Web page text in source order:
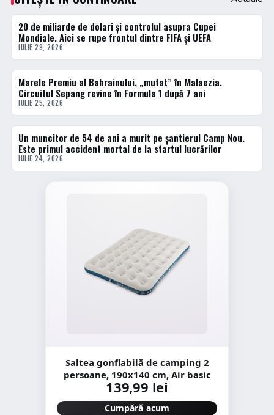
ACTUALE
20 de miliarde de dolari și controlul asupra Cupei
Mondiale. Aici se rupe frontul dintre FIFA și UEFA
IULIE 29, 2026
ACTUALE
Marele Premiu al Bahrainului, „mutat” în Malaezia.
Circuitul Sepang revine în Formula 1 după 7 ani
IULIE 25, 2026
ACTUALE
Un muncitor de 54 de ani a murit pe șantierul Camp Nou.
Este primul accident mortal de la startul lucrărilor
IULIE 24, 2026
Saltea gonflabilă de camping 2
persoane, 190x140 cm, Air basic
139,99 lei
Cumpără acum